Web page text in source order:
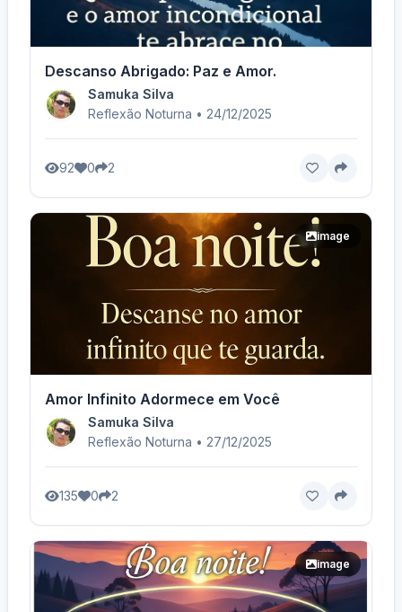
Descanso Abrigado: Paz e Amor.
Samuka Silva
Reflexão Noturna • 24/12/2025
92 0 2
image
Amor Infinito Adormece em Você
Samuka Silva
Reflexão Noturna • 27/12/2025
135 0 2
image